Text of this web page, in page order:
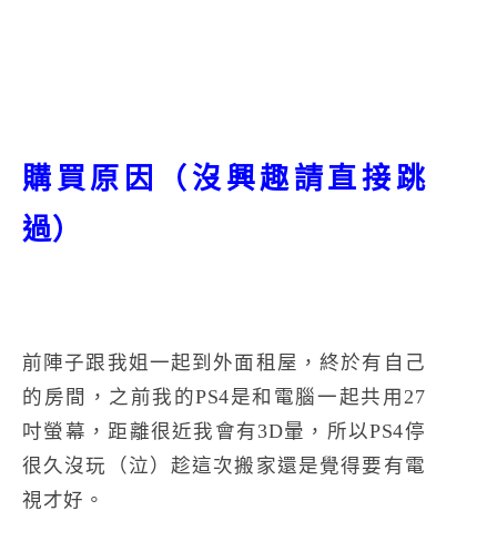
購買原因（沒興趣請直接跳
過）
前陣子跟我姐一起到外面租屋，終於有自己
的房間，之前我的PS4是和電腦一起共用27
吋螢幕，距離很近我會有3D暈，所以PS4停
很久沒玩（泣）趁這次搬家還是覺得要有電
視才好。